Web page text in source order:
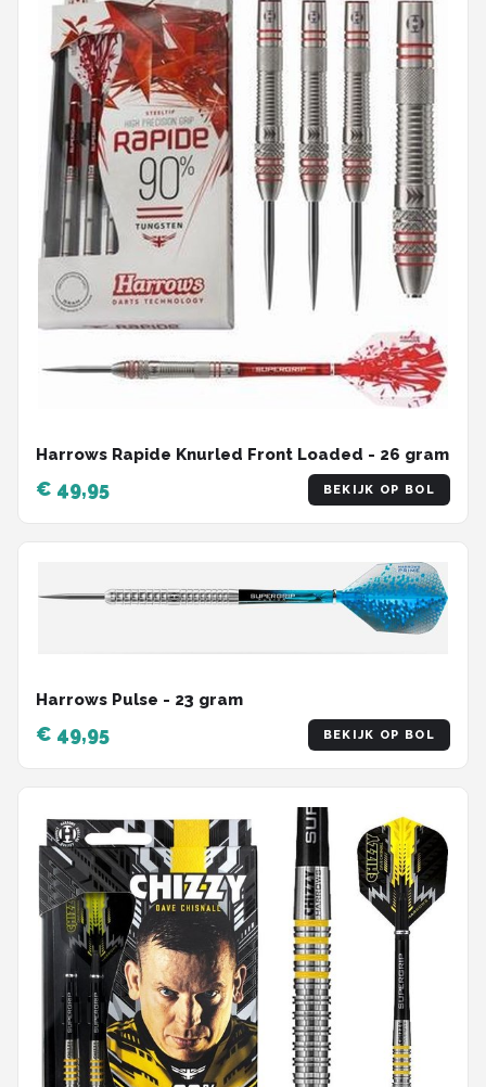
Harrows Rapide Knurled Front Loaded - 26 gram
€ 49,95 BEKIJK OP BOL
Harrows Pulse - 23 gram
€ 49,95 BEKIJK OP BOL